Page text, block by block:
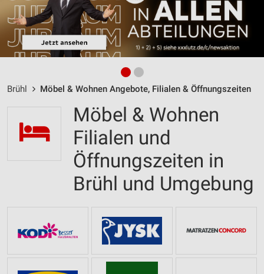
Brühl Möbel & Wohnen Angebote, Filialen & Öffnungszeiten
Möbel & Wohnen
Filialen und
Öffnungszeiten in
Brühl und Umgebung